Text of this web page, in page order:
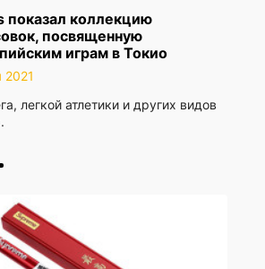
показал коллекцию
посвященную
играм в Токио
2021
легкой атлетики и других видов